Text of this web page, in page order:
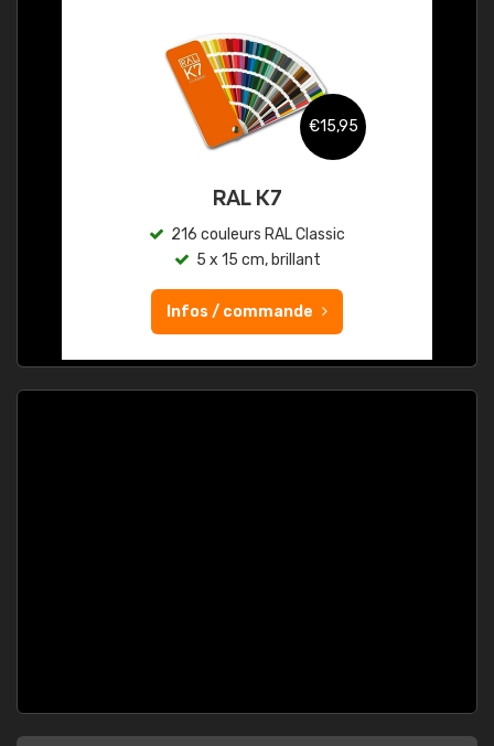
€15,95
RAL K7
216 couleurs RAL Classic
5 x 15 cm, brillant
Infos / commande